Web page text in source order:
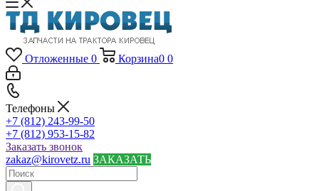
Отложенные 0 Корзина0 0
Телефоны
+7 (812) 243-99-50
+7 (812) 953-15-82
Заказать звонок
zakaz@kirovetz.ru ЗАКАЗАТЬ